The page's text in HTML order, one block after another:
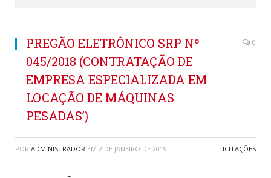
PREGÃO ELETRÔNICO SRP Nº
045/2018 (CONTRATAÇÃO DE
EMPRESA ESPECIALIZADA EM
LOCAÇÃO DE MÁQUINAS
PESADAS’)
0
POR ADMINISTRADOR EM 2 DE JANEIRO DE 2019 LICITAÇÕES